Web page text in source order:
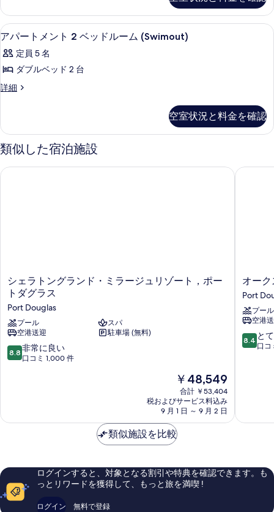
写
真
を
表
示
す
ト
2
ベ
ッ
ド
ル
(Plunge
Pool)
す
表
示
す
る
メ
ン
ト
ベ
ッ
ル
Pool)
の
詳
細
ア
パ
ー
ト
メ
ト
2
ベ
ッ
す
べ
て
の
写
真
す
アパートメント 2 ベッドルーム
8
アパートメント 2 ベッドルーム (Swimout)
定員 5 名
ダブルベッド 2 台
詳細
ア
メ
ン
ト
ベ
空室状況と料金を確認
類似した宿泊施設
シ
ェ
ラ
ト
ン
グ
ラ
ン
ュ
ト，
ー
ト
シェラトングランド・ミラージュリゾート，ポー
トダグラス
Port Douglas
プール
スパ
空港送迎
駐車場 (無料)
10
段
に
コ
1,000
件
8.8 非常に良い
口コミ 1,000 件
現
在
の
料
金
は
￥48,549
￥48,549
合計 ￥53,404
税およびサービス料込み
9 月 1 日 ～ 9 月 2 日
シェラトングランド・ミラージュリゾート，ポートダグラス
オ
ー
ク
ス
ポ
ー
ト
ー
オー
Port
プール
空港
10
段
良
ミ
1,002
8.4 と
口コ
オーク
類似施設を比較
ログインすると、対象となる割引や特典を確認できます。も
っとリワードを獲得して、もっと旅を満喫 !
ログイン 無料で登録